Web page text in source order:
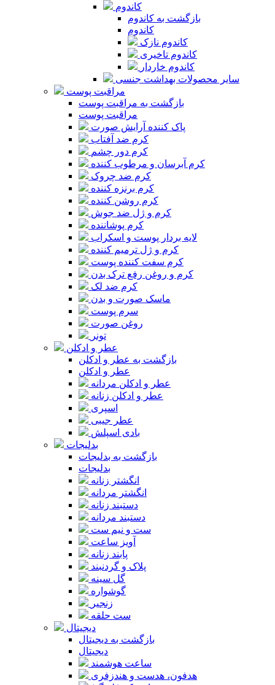
کاندوم
بازگشت به کاندوم
کاندوم
کاندوم نازک
کاندوم تاخیری
کاندوم خاردار
سایر محصولات بهداشت جنسی
مراقبت پوست
بازگشت به مراقبت پوست
مراقبت پوست
پاک کننده آرایش صورت
کرم ضد آفتاب
کرم دور چشم
کرم آبرسان و مرطوب کننده
کرم ضد چروک
کرم برنزه کننده
کرم روشن کننده
کرم و ژل ضد جوش
کرم پوشاننده
لایه بردار پوست و اسکراب
کرم و ژل ترمیم کننده
کرم سفت کننده پوست
کرم و روغن رفع ترک بدن
کرم ضد لک
ماسک صورت و بدن
سرم پوست
روغن صورت
تونر
عطر و ادکلن
بازگشت به عطر و ادکلن
عطر و ادکلن
عطر و ادکلن مردانه
عطر و ادکلن زنانه
اسپری
عطر جیبی
بادی اسپلش
بدلیجات
بازگشت به بدلیجات
بدلیجات
انگشتر زنانه
انگشتر مردانه
دستبند زنانه
دستبند مردانه
ست و نیم ست
آویز ساعت
پابند زنانه
پلاک و گردنبند
گل سینه
گوشواره
زنجیر
ست حلقه
دیجیتال
بازگشت به دیجیتال
دیجیتال
ساعت هوشمند
هدفون، هدست و هندزفری